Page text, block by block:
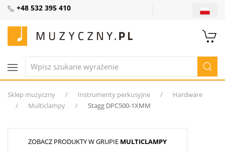
+48 532 395 410
Sklep muzyczny Instrumenty perkusyjne
Hardware
Multiclampy
Stagg DPC500-1XMM
ZOBACZ PRODUKTY W GRUPIE MULTICLAMPY